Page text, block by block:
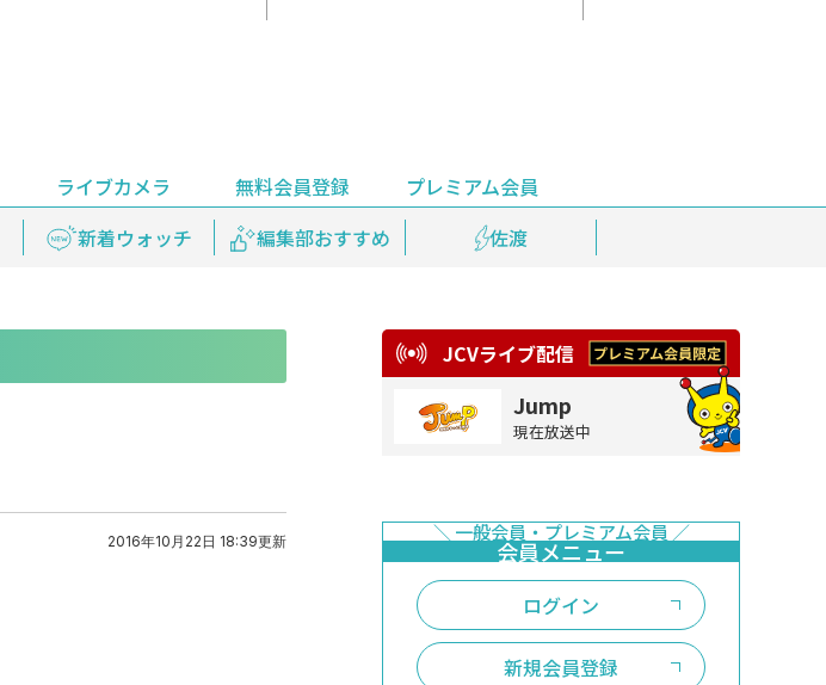
新着ウォッチ 編集部おすすめ 佐渡
天気 上越妙高百景 鉄道情報
ライブカメラ 無料会員登録
プレミアム会員
見逃し配信 プレミアム会員登録
2016年10月22日 18:39更新
JCVライブ配信
Jump
現在放送中
ログイン
新規会員登録